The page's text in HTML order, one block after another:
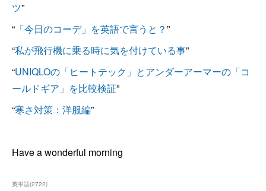
ツ”
“ 「今日のコーデ」を英語で言うと？”
“私が飛行機に乗る時に気を付けている事”
“UNIQLOの「ヒートテック」とアンダーアーマーの「コ
ールドギア」を比較検証”
“寒さ対策：洋服編”
Have a wonderful morning
英単語(2722)